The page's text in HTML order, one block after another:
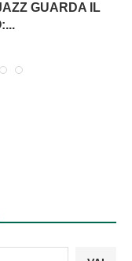
GUARDA IL